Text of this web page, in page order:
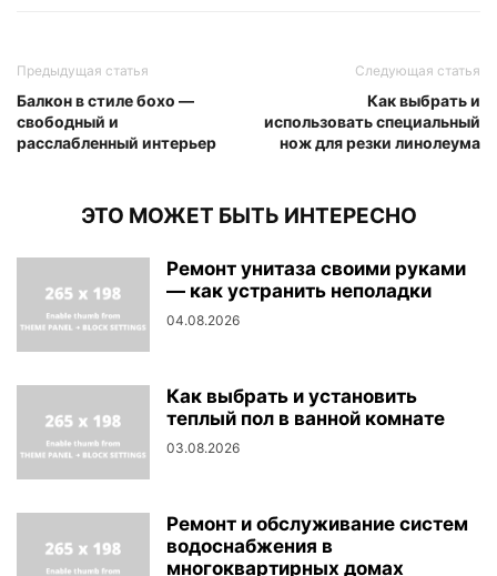
Предыдущая статья
Балкон в стиле бохо —
свободный и
расслабленный интерьер
Следующая статья
Как выбрать и
использовать специальный
нож для резки линолеума
ЭТО МОЖЕТ БЫТЬ ИНТЕРЕСНО
Ремонт унитаза своими руками
— как устранить неполадки
04.08.2026
Как выбрать и установить
теплый пол в ванной комнате
03.08.2026
Ремонт и обслуживание систем
водоснабжения в
многоквартирных домах